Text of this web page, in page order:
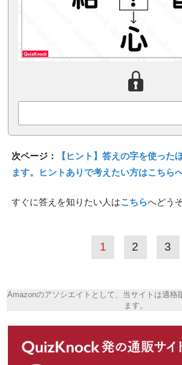
次ページ：
【ヒント】答えの字を使った
ます。ヒントありで考えたい方はこちら
すぐに答えを知りたい人はこちらへどうぞ
1 2 3
Amazonのアソシエイトとして、当サイトは適格
ます。